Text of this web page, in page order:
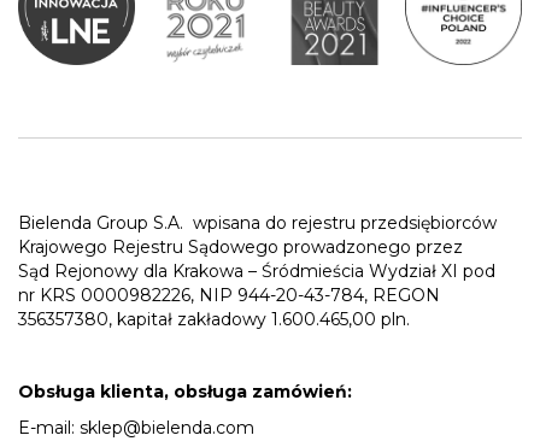
Bielenda Group S.A. wpisana do rejestru przedsiębiorców
Krajowego Rejestru Sądowego prowadzonego przez
Sąd Rejonowy dla Krakowa – Śródmieścia Wydział XI pod
nr KRS 0000982226, NIP 944-20-43-784, REGON
356357380, kapitał zakładowy 1.600.465,00 pln.
Obsługa klienta, obsługa zamówień:
E-mail: sklep@bielenda.com